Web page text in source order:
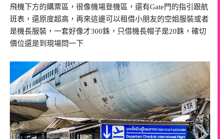
飛機下方的購票區，很像機場登機區，還有Gate門的指引跟航
班表，還原度超高，再來這邊可以租借小朋友的空姐服裝或者
是機長服裝，一套好像才300銖，只借機長帽子是20銖，確切
價位還是到現場問一下